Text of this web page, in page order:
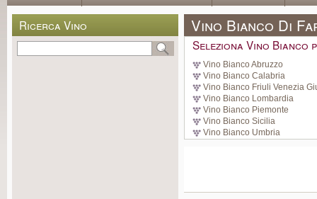
Ricerca Vino Vino Bianco Di
Seleziona Vino Bianco
Vino Bianco Abruzzo
Vino Bianco Calabria
Vino Bianco Friuli Venezia
Vino Bianco Lombardia
Vino Bianco Piemonte
Vino Bianco Sicilia
Vino Bianco Umbria